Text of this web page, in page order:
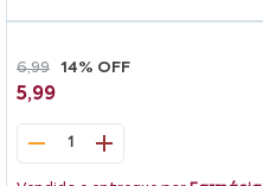
6,99 14% OFF
5,99
1